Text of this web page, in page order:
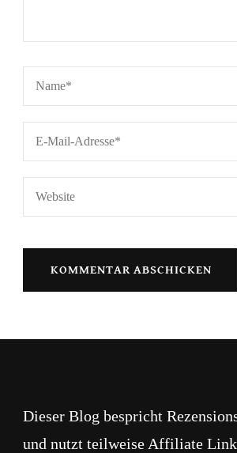
Dieser Blog bespricht
und nutzt teilweise Affiliate